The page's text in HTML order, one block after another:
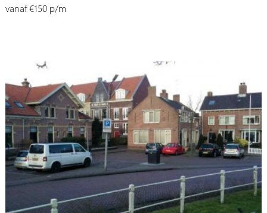
vanaf €150 p/m